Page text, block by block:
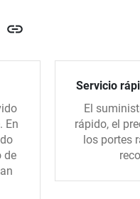
link
En
de
Servicio
El
rápido, el
los portes